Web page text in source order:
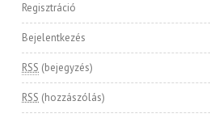
Regisztráció
Bejelentkezés
RSS (bejegyzés)
RSS (hozzászólás)